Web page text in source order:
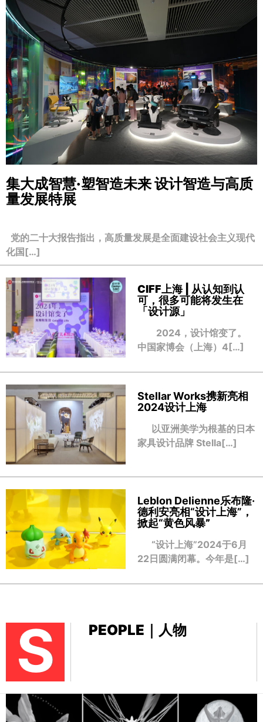
集大成智慧·塑智造未来设计智造与高质
量发展特展
党的二十大报告指出，高质量发展是全面建设社会主义现代
化国[…]
CIFF上海 | 从认知到认
可，很多可能将发生在
「设计源」
2024，设计馆变了。
中国家博会（上海）4[…]
Stellar Works携新亮相
2024设计上海
以亚洲美学为根基的日本
家具设计品牌 Stella[…]
Leblon Delienne乐布隆·
德利安亮相“设计上海”，
掀起“黄色风暴”
“设计上海”2024于6月
22日圆满闭幕。今年是[…]
S PEOPLE｜人物